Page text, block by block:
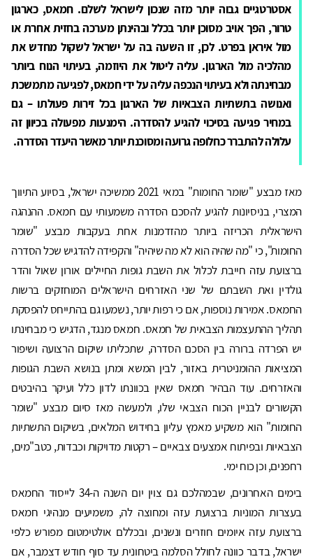
אסטרטגיים גבוה יותר מזה שנכון לישראל לשלם. חמאס, כארגון
טרור, הפך אויב מסוכן יותר בכלל ובהינתן מערכה בחזית אחרת או
מול איראן בפרט. לכן, זו השעה בה על ישראל לשקול מחדש את
מהלכיה מול הארגון. עליה ליטול את היוזמה, בעיתוי הנוח ביותר
מבחינתה ולא בעיתוי הנכפה עליה על ידי חמאס, לפגיעה מתמשכת
ואנושה בתשתיות הצבאיות של הארגון בכל זירות פעולתו – גם
במחיר פגיעה בסיכוי להגיע להסדרה. הימנעות מפעולה בכיוון זה
עלולה להתברר כחלופה גרועה ומסוכנת יותר מאשר היעדר הסדרה.
מאז מבצע "שומר החומות" במאי 2021 ממשיכה ישראל, בסיוע התיווך
המצרי, בניסיונות להגיע להסכם הסדרה משמעותי עם חמאס. ההנהגה
הישראלית הכריזה ביותר מהזדמנות אחת בעקבות מבצע "שומר
החומות", כי "מה שהיה הוא לא מה שיהיה" והקפידה להדגיש שכל הסדרה
ברצועת עזה חייבת לכלול את השבת גופות החיילים אורון שאול והדר
גולדין ואת השבתם של שני האזרחים הישראלים המוחזקים ברשות
החמאס. אמירות נוספות, אם כי רפות יותר, נשמעו גם בהתייחס להפסקת
תהליך ההתעצמות הצבאית של חמאס. חמאס מנגד, הדגיש כי מבחינתו
יש הפרדה ברורה בין הסכם הסדרה, שתכליתו שיקום הרצועה ושיפור
המציאות ההומניטרית באזור, לבין המשא ומתן בנושא השבת הגופות
והאזרחים. עוד הבהיר חמאס שאין בכוונתו לדון כלל ועיקר בהיבטים
הקשורים לבניין הכוח הצבאי שלו, ולמעשה מאז סיום מבצע "שומר
החומות" הוא משקיע מאמץ עליון בחידוש המלאים, בשיקום התשתיות
הצבאיות ובפיתוח אמצעים צבאיים – רקטות מדויקות וכבדות, כטב"מים,
רחפנים, וכן כוח ימי.
בימים האחרונים, שבמהלכם גם צוין יום השנה ה-34 לייסוד החמאס
בעצרות המוניות ברצועת עזה ומחוצה לה, משמיעים מנהיגי חמאס
ברצועת עזה איומים חוזרים ונשנים, ובכללם אולטימטום מפורש כלפי
ישראל, בדבר כוונה לחולל הסלמה ביטחונית עד סוף חודש דצמבר, אם